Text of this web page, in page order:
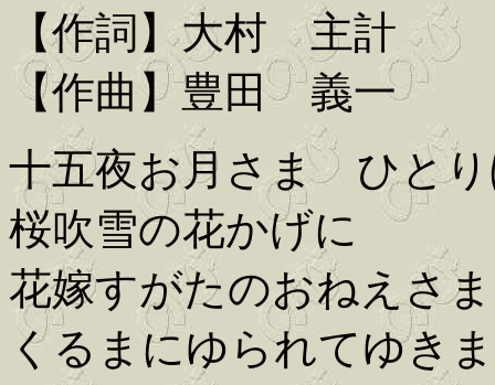
【作詞】大村 主計
【作曲】豊田 義一
十五夜お月さま ひと
桜吹雪の花かげに
花嫁すがたのおねえさま
くるまにゆられてゆき